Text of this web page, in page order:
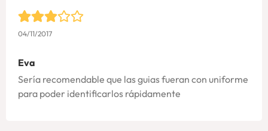
04/11/2017
Eva
Sería recomendable que las guias fueran con uniforme
para poder identificarlos rápidamente